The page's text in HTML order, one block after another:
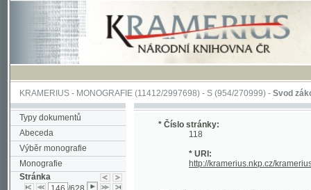
KRAMERIUS-MONOGRAFIE(11412/2997698) -S (954/270999)-Svod zákonův
Typy dokumentů
Abeceda
Výběr monografie
Monografie
Stránka
/628
* Číslo stránky:
118
* URI:
http://kramerius.nkp.cz/kramerius/